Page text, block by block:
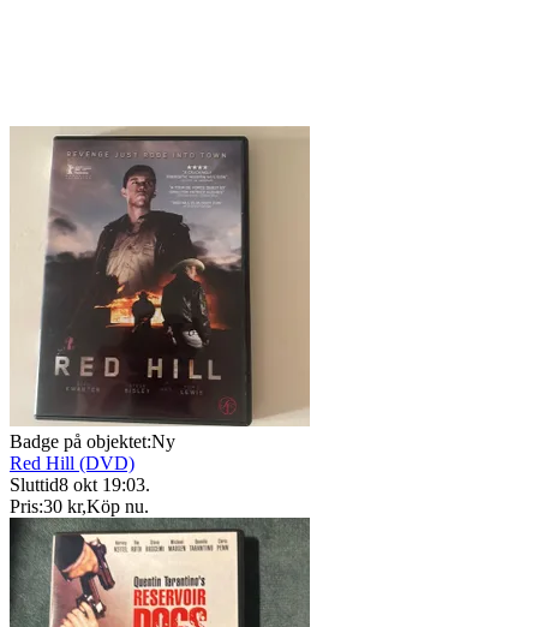
Badge på objektet:Ny
Red Hill (DVD)
Sluttid8 okt 19:03.
Pris:30 kr,Köp nu.